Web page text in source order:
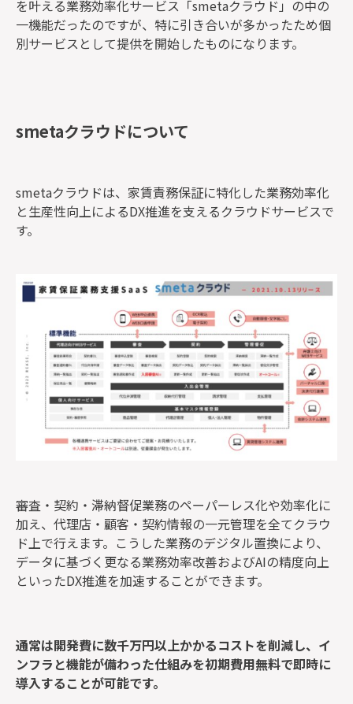
を叶える業務効率化サービス「smetaクラウド」の中の
一機能だったのですが、特に引き合いが多かったため個
別サービスとして提供を開始したものになります。
smetaクラウドについて
smetaクラウドは、家賃責務保証に特化した業務効率化
と生産性向上によるDX推進を支えるクラウドサービスで
す。
審査・契約・滞納督促業務のペーパーレス化や効率化に
加え、代理店・顧客・契約情報の一元管理を全てクラウ
ド上で行えます。こうした業務のデジタル置換により、
データに基づく更なる業務効率改善およびAIの精度向上
といったDX推進を加速することができます。
通常は開発費に数千万円以上かかるコストを削減し、イ
ンフラと機能が備わった仕組みを初期費用無料で即時に
導入することが可能です。